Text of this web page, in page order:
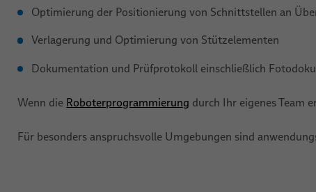
Optimierung der Positionierung von Schnittstellen an
Verlagerung und Optimierung von Stützelementen
Dokumentation und Prüfprotokoll einschließlich
Wenn die Roboterprogrammierung durch Ihr eigenes Team
Für besonders anspruchsvolle Umgebungen sind